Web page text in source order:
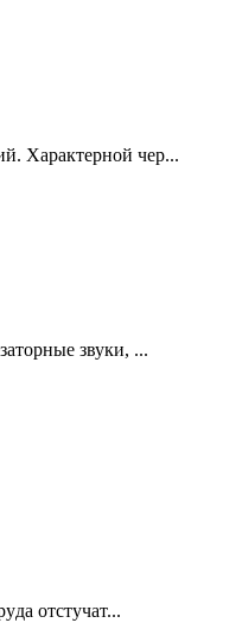
Характерной чер...
звуки, ...
отстyчат...